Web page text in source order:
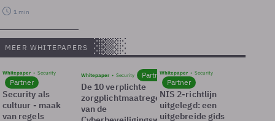
1 min
MEER WHITEPAPERS
Whitepaper Security
Partner
Security als
cultuur - maak
van regels
Whitepaper Security Partner
De 10 verplichte
zorgplichtmaatregelen
van de
Whitepaper Security
Partner
NIS 2-richtlijn
uitgelegd: een
uitgebreide gids